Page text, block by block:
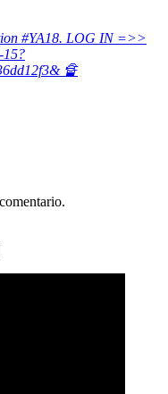
#YA18. LOG IN =>>
15?
🔏